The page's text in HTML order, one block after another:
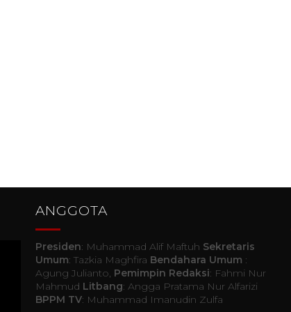
ANGGOTA
Presiden: Muhammad Alif Maftuh Sekretaris
Umum: Tazkia Maghfira Bendahara Umum :
Agung Julianto, Pemimpin Redaksi: Fahmi Nur
Mahmud Litbang: Angga Pratama Nur Alfarizi
BPPM TV: Muhammad Imanudin Zulfa